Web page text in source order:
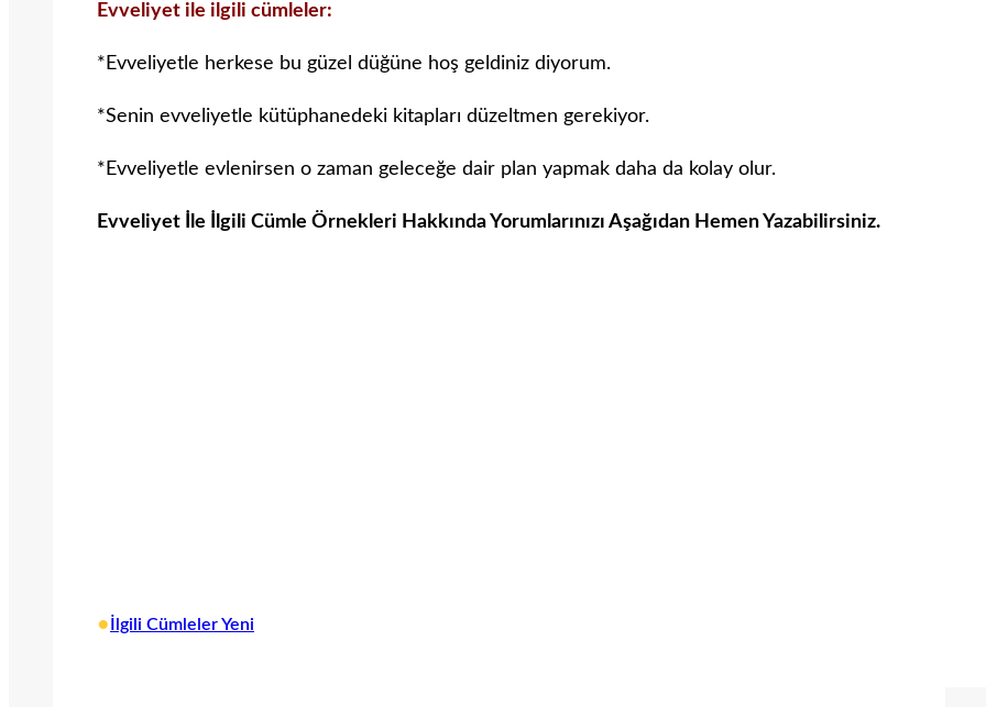
Evveliyet ile ilgili cümleler:
*Evveliyetle herkese bu güzel düğüne hoş geldiniz diyorum.
*Senin evveliyetle kütüphanedeki kitapları düzeltmen gerekiyor.
*Evveliyetle evlenirsen o zaman geleceğe dair plan yapmak daha da kolay olur.
Evveliyet İle İlgili Cümle Örnekleri Hakkında Yorumlarınızı Aşağıdan Hemen Yazabilirsiniz.
• İlgili Cümleler Yeni